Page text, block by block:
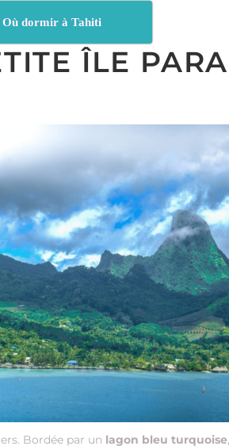
Où dormir à Tahiti
ÎLE
Bordée par un lagon bleu turquoise